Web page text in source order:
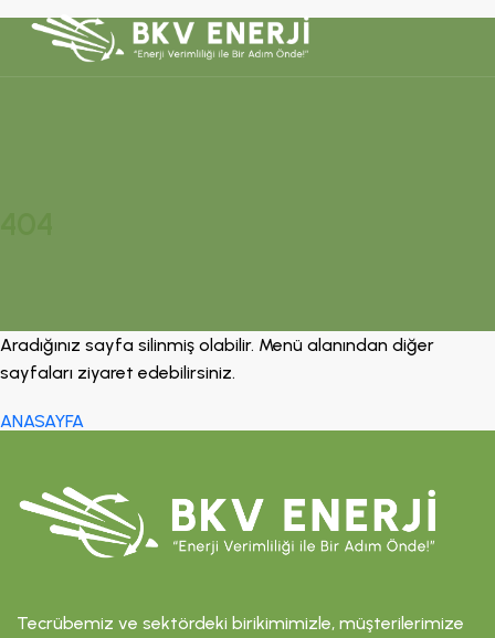
Aradığınız sayfa silinmiş olabilir. Menü alanından diğer
sayfaları ziyaret edebilirsiniz.
ANASAYFA
Tecrübemiz ve sektördeki birikimimizle, müşterilerimize